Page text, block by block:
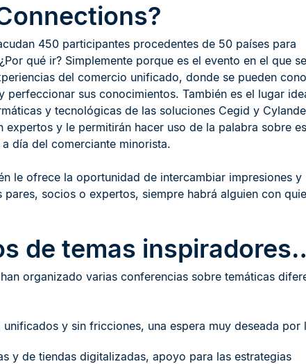
450 participantes procedentes de 50 países para
qué ir? Simplemente porque es el evento en el que se
del comercio unificado, donde se pueden
perfeccionar sus conocimientos. También es el lugar
y tecnológicas de las soluciones Cegid y
expertos y le permitirán hacer uso de la palabra sobre
día del comerciante minorista.
le ofrece la oportunidad de intercambiar impresiones y
pares, socios o expertos, siempre habrá alguien con
de temas
organizado varias conferencias sobre temáticas
y sin fricciones, una espera muy deseada por
y de tiendas digitalizadas, apoyo para las estrategias